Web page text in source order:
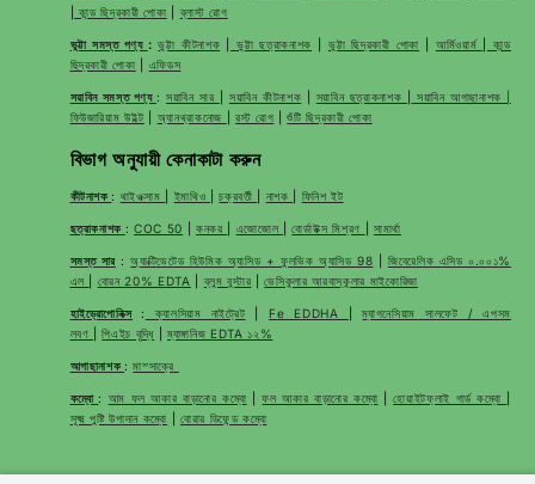
কান্ড ছিদ্রকারী পোকা ব্লাস্ট রোগ
ভুট্টা সমস্ত পণ্য : ভুট্টা কীটনাশক ভুট্টা ছত্রাকনাশক ভুট্টা ছিদ্রকারী পোকা আর্মিওয়ার্ম
কান্ড
ছিদ্রকারী পোকা
এফিডস
সয়াবিন সমস্ত পণ্য :সয়াবিন সার সয়াবিন কীটনাশক সয়াবিন ছত্রাকনাশক
সয়াবিন আগাছানাশক |
ফিউজারিয়াম উইল্ট
অ্যানথ্রাকনোজ |রস্ট রোগ |শুঁটি ছিদ্রকারী পোকা
বিভাগ অনুযায়ী কেনাকাটা করুন
কীটনাশক : থাইওক্সাম ইমাথিও |চক্রবর্তী নাশক ফিনিশ ইট
ছত্রাকনাশক :COC 50 |কনকর এজোজোল |বোর্ডাউক্স মিশ্রণ সামার্থা
সমস্ত সার:অ্যাক্টিভেটেড হিউমিক অ্যাসিড + ফুলভিক অ্যাসিড 98
জিবেরেলিক এসিড ০.০০১%
এল
বোরন 20% EDTA ব্লুম বুস্টার |ভেসিকুলার আরবাস্কুলার মাইকোরিজা
হাইড্রোপোনিক্স : ক্যালসিয়াম নাইট্রেট Fe EDDHA |ম্যাগনেসিয়াম সালফেট / এপসম
লবণ
|পিএইচ বৃদ্ধি |ম্যাঙ্গানিজ EDTA ১২%
আগাছানাশক :মাস্সাক্রে
কম্বো : আম ফল আকার বাড়ানোর কম্বো |ফল আকার বাড়ানোর কম্বো |হোয়াইটফ্লাই গার্ড কম্বো
সূক্ষ্ম পুষ্টি উপাদান কম্বো |বোরার ডিফেন্ড কম্বো